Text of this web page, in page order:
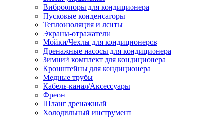
Виброопоры для кондиционера
Пусковые конденсаторы
Теплоизоляция и ленты
Экраны-отражатели
Мойки/Чехлы для кондиционеров
Дренажные насосы для кондиционера
Зимний комплект для кондиционера
Кронштейны для кондиционера
Медные трубы
Кабель-канал/Аксессуары
Фреон
Шланг дренажный
Холодильный инструмент